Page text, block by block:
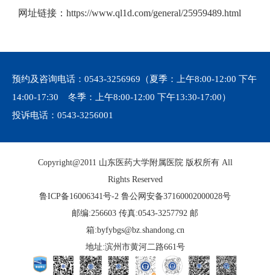
网址链接：https://www.ql1d.com/general/25959489.html
预约及咨询电话： 0543-3256969 （夏季：上午8:00-12:00 下午
14:00-17:30 冬季：上午8:00-12:00 下午13:30-17:00）
投诉电话： 0543-3256001
Copyright@2011 山东医药大学附属医院 版权所有 All
Rights Reserved
鲁ICP备16006341号-2 鲁公网安备37160002000028号
邮编:256603 传真:0543-3257792 邮
箱:byfybgs@bz.shandong.cn
地址:滨州市黄河二路661号